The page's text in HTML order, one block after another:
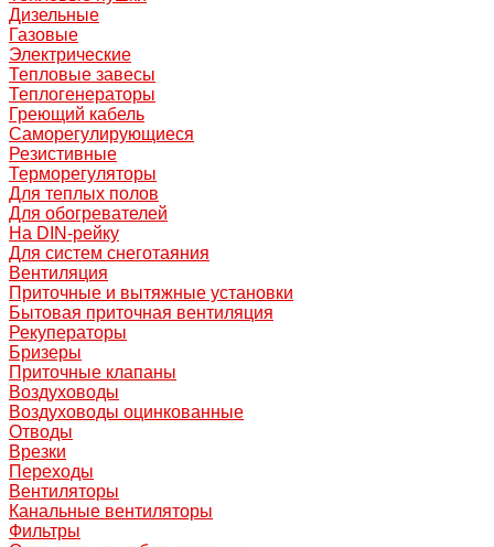
Дизельные
Газовые
Электрические
Тепловые завесы
Теплогенераторы
Греющий кабель
Саморегулирующиеся
Резистивные
Терморегуляторы
Для теплых полов
Для обогревателей
На DIN-рейку
Для систем снеготаяния
Вентиляция
Приточные и вытяжные установки
Бытовая приточная вентиляция
Рекуператоры
Бризеры
Приточные клапаны
Воздуховоды
Воздуховоды оцинкованные
Отводы
Врезки
Переходы
Вентиляторы
Канальные вентиляторы
Фильтры